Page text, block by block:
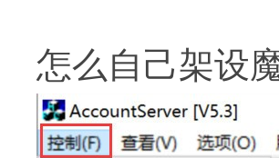
怎么自己架设